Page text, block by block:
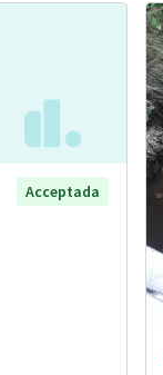
Acceptada